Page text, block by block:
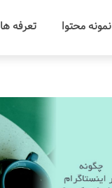
نمونه محتوا تعرفه ها